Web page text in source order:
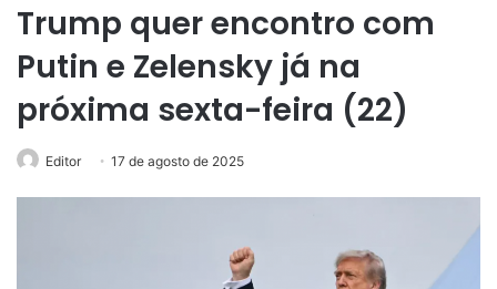
Trump quer encontro com
Putin e Zelensky já na
próxima sexta-feira (22)
Editor 17 de agosto de 2025